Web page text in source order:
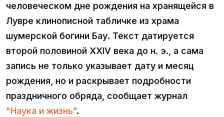
человеческом дне рождения на хранящейся в
Лувре клинописной табличке из храма
шумерской богини Бау. Текст датируется
второй половиной XXIV века до н. э., а сама
запись не только указывает дату и месяц
рождения, но и раскрывает подробности
праздничного обряда, сообщает журнал
"Наука и жизнь".